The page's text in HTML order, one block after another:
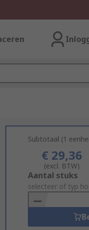
Subtotaal (1
€ 29,36
(excl. BTW)
Add
to
Basket
Aantal stuks
selecteer of typ